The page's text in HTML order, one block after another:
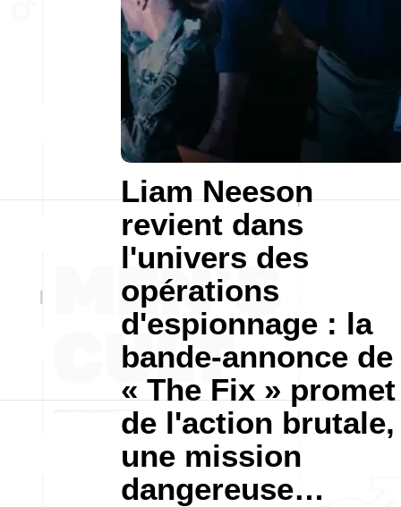
Liam Neeson
revient dans
l'univers des
opérations
d'espionnage : la
bande-annonce de
« The Fix » promet
de l'action brutale,
une mission
dangereuse…